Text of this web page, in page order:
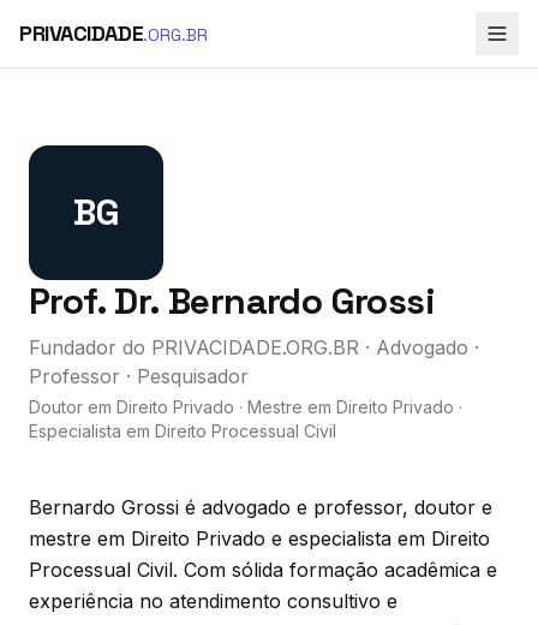
PRIVACIDADE.ORG.BR
BG
Prof. Dr. Bernardo Grossi
Fundador do PRIVACIDADE.ORG.BR · Advogado ·
Professor · Pesquisador
Doutor em Direito Privado · Mestre em Direito Privado ·
Especialista em Direito Processual Civil
Bernardo Grossi é advogado e professor, doutor e
mestre em Direito Privado e especialista em Direito
Processual Civil. Com sólida formação acadêmica e
experiência no atendimento consultivo e